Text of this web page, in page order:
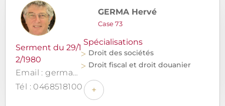
GERMA Hervé
Case 73
Serment du 29/1
2/1980
Email : germa@avocatsdesmoulins.fr
Tél : 0468518100
Spécialisations
Droit des sociétés
Droit fiscal et droit douanier
+